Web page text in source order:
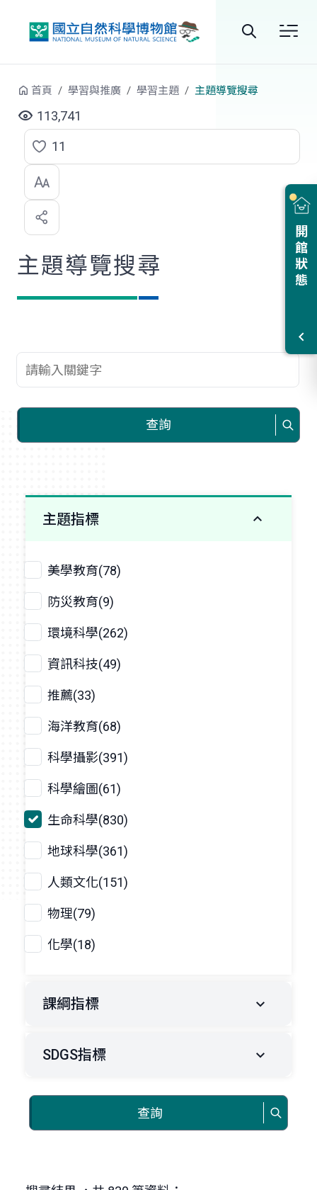
站
尋
開館狀態
首頁 學習與推廣 學習主題 主題導覽搜尋
113,741
點
選
喜
歡
11
主題導覽搜尋
查詢關鍵字
查詢
主題指標
美學教育(78)
防災教育(9)
環境科學(262)
資訊科技(49)
推薦(33)
海洋教育(68)
科學攝影(391)
科學繪圖(61)
生命科學(830)
地球科學(361)
人類文化(151)
物理(79)
化學(18)
課綱指標
SDGS指標
查詢